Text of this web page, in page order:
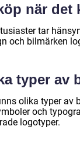
när det
tar
och bilmärken
typer av
olika typer av
och
logotyper.